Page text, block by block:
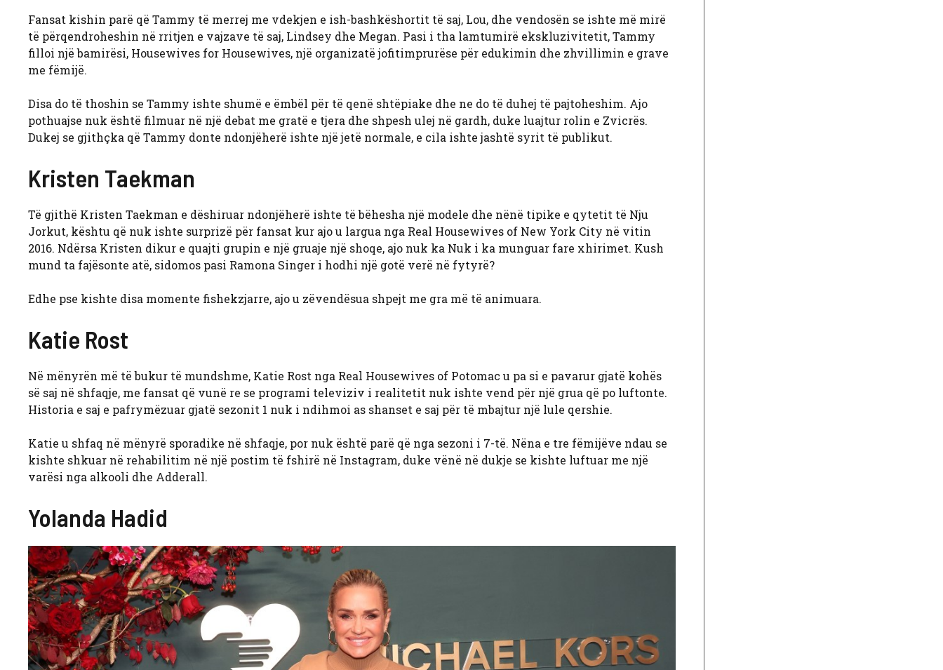
Fansat kishin parë që Tammy të merrej me vdekjen e ish-bashkëshortit të saj, Lou, dhe vendosën se ishte më mirë
të përqendroheshin në rritjen e vajzave të saj, Lindsey dhe Megan. Pasi i tha lamtumirë ekskluzivitetit, Tammy
filloi një bamirësi, Housewives for Housewives, një organizatë jofitimprurëse për edukimin dhe zhvillimin e grave
me fëmijë.
Disa do të thoshin se Tammy ishte shumë e ëmbël për të qenë shtëpiake dhe ne do të duhej të pajtoheshim. Ajo
pothuajse nuk është filmuar në një debat me gratë e tjera dhe shpesh ulej në gardh, duke luajtur rolin e Zvicrës.
Dukej se gjithçka që Tammy donte ndonjëherë ishte një jetë normale, e cila ishte jashtë syrit të publikut.
Kristen Taekman
Të gjithë Kristen Taekman e dëshiruar ndonjëherë ishte të bëhesha një modele dhe nënë tipike e qytetit të Nju
Jorkut, kështu që nuk ishte surprizë për fansat kur ajo u largua nga Real Housewives of New York City në vitin
2016. Ndërsa Kristen dikur e quajti grupin e një gruaje një shoqe, ajo nuk ka Nuk i ka munguar fare xhirimet. Kush
mund ta fajësonte atë, sidomos pasi Ramona Singer i hodhi një gotë verë në fytyrë?
Edhe pse kishte disa momente fishekzjarre, ajo u zëvendësua shpejt me gra më të animuara.
Katie Rost
Në mënyrën më të bukur të mundshme, Katie Rost nga Real Housewives of Potomac u pa si e pavarur gjatë kohës
së saj në shfaqje, me fansat që vunë re se programi televiziv i realitetit nuk ishte vend për një grua që po luftonte.
Historia e saj e pafrymëzuar gjatë sezonit 1 nuk i ndihmoi as shanset e saj për të mbajtur një lule qershie.
Katie u shfaq në mënyrë sporadike në shfaqje, por nuk është parë që nga sezoni i 7-të. Nëna e tre fëmijëve ndau se
kishte shkuar në rehabilitim në një postim të fshirë në Instagram, duke vënë në dukje se kishte luftuar me një
varësi nga alkooli dhe Adderall.
Yolanda Hadid